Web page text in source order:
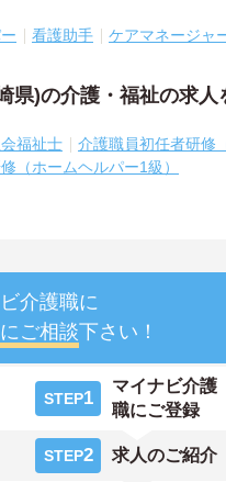
看護助手 ケアマネージャ
県)の介護・福祉の求人
福祉士
介護職員初任者研修
（ホームヘルパー1級）
介護職に
ご相談下さい！
STEP1
マイナビ介護
職にご登録
STEP2 求人のご紹介